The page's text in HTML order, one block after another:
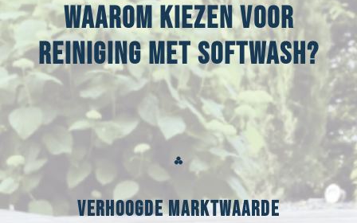
Waarom kiezen voor
reiniging met Softwash?
Verhoogde marktwaarde